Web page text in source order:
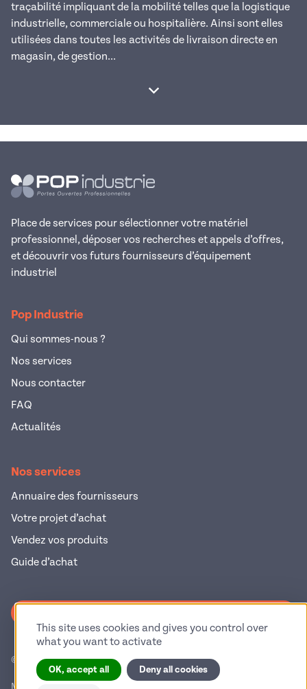
traçabilité impliquant de la mobilité telles que la logistique
industrielle, commerciale ou hospitalière. Ainsi sont elles
utilisées dans toutes les activités de livraison directe en
magasin, de gestion...
Afficher la suite
Place de services pour sélectionner votre matériel
professionnel, déposer vos recherches et appels d’offres,
et découvrir vos futurs fournisseurs d’équipement
industriel
Pop Industrie
Qui sommes-nous ?
Nos services
Nous contacter
FAQ
Actualités
Nos services
Annuaire des fournisseurs
Votre projet d’achat
Vendez vos produits
Guide d’achat
© 2026 Pop Industrie – Tous droits réservés
Mentions légales
This site uses cookies and gives you control over
what you want to activate
OK, accept all Deny all cookies